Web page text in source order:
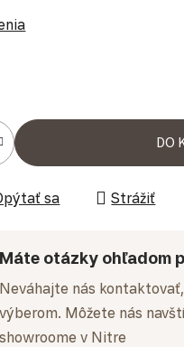
DO
sa Strážiť
Máte otázky ohľadom
Neváhajte nás
výberom. Môžete nás
showroome v Nitre